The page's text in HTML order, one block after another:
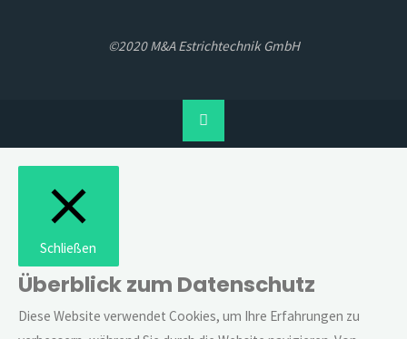
©2020 M&A Estrichtechnik GmbH
Back
to
Schließen
Überblick zum Datenschutz
Diese Website verwendet Cookies, um Ihre Erfahrungen zu